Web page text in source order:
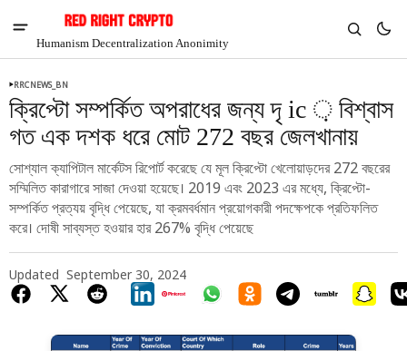
Humanism Decentralization Anonimity
$1.35
RRCNEWS_BN
ক্রিপ্টো সম্পর্কিত অপরাধের জন্য দৃ ic ় বিশ্বাস
গত এক দশক ধরে মোট 272 বছর জেলখানায়
সোশ্যাল ক্যাপিটাল মার্কেটস রিপোর্ট করেছে যে মূল ক্রিপ্টো খেলোয়াড়দের 272 বছরের
সম্মিলিত কারাগারে সাজা দেওয়া হয়েছে। 2019 এবং 2023 এর মধ্যে, ক্রিপ্টো-
সম্পর্কিত প্রত্যয় বৃদ্ধি পেয়েছে, যা ক্রমবর্ধমান প্রয়োগকারী পদক্ষেপকে প্রতিফলিত
করে। দোষী সাব্যস্ত হওয়ার হার 267% বৃদ্ধি পেয়েছে
Updated September 30, 2024